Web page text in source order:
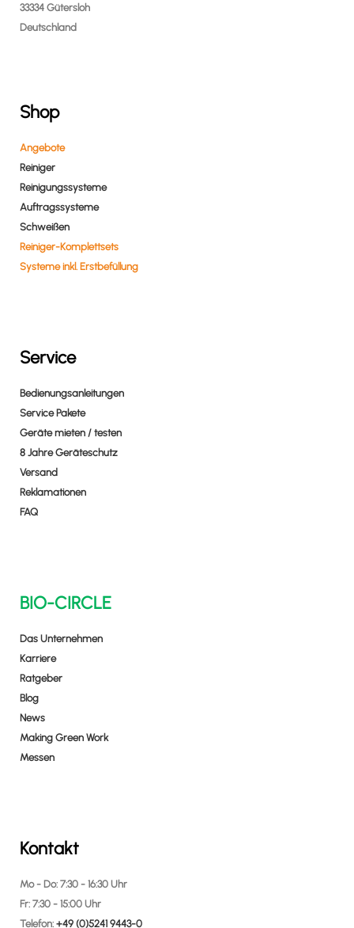
33334 Gütersloh
Deutschland
Shop
Angebote
Reiniger
Reinigungssysteme
Auftragssysteme
Schweißen
Reiniger-Komplettsets
Systeme inkl. Erstbefüllung
Service
Bedienungsanleitungen
Service Pakete
Geräte mieten / testen
8 Jahre Geräteschutz
Versand
Reklamationen
FAQ
BIO-CIRCLE
Das Unternehmen
Karriere
Ratgeber
Blog
News
Making Green Work
Messen
Kontakt
Mo - Do: 7:30 - 16:30 Uhr
Fr: 7:30 - 15:00 Uhr
Telefon: +49 (0)5241 9443-0